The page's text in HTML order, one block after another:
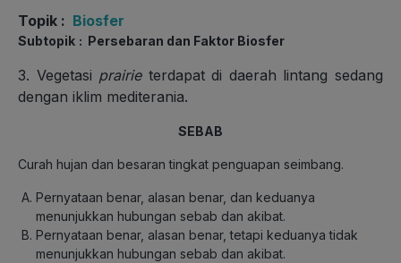
Topik : Biosfer
Subtopik : Persebaran dan Faktor Biosfer
3. Vegetasi prairie terdapat di daerah lintang sedang
dengan iklim mediterania.
SEBAB
Curah hujan dan besaran tingkat penguapan seimbang.
Pernyataan benar, alasan benar, dan keduanya
menunjukkan hubungan sebab dan akibat.
Pernyataan benar, alasan benar, tetapi keduanya tidak
menunjukkan hubungan sebab dan akibat.